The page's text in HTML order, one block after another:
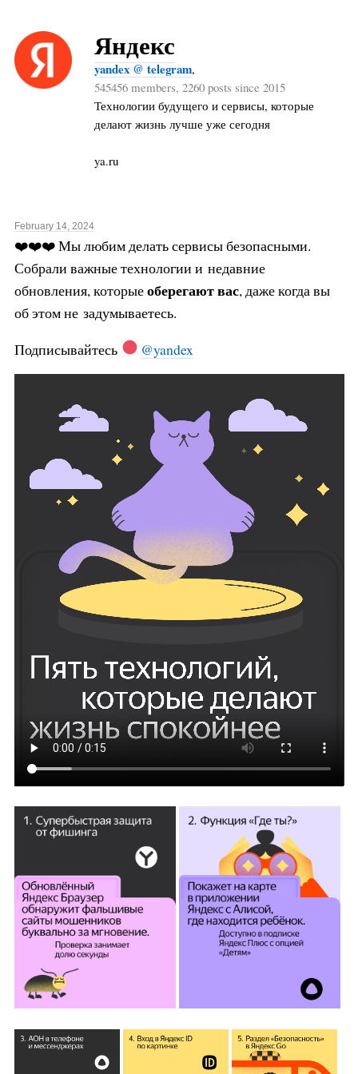
Яндекс
yandex @ telegram,
545456 members, 2260 posts since 2015
Технологии будущего и сервисы, которые
делают жизнь лучше уже сегодня
ya.ru
February 14, 2024
❤️❤️❤️ Мы любим делать сервисы безопасными.
Собрали важные технологии и недавние
обновления, которыеоберегают вас, даже когда вы
об этом не задумываетесь.
Подписывайтесь
@yandex